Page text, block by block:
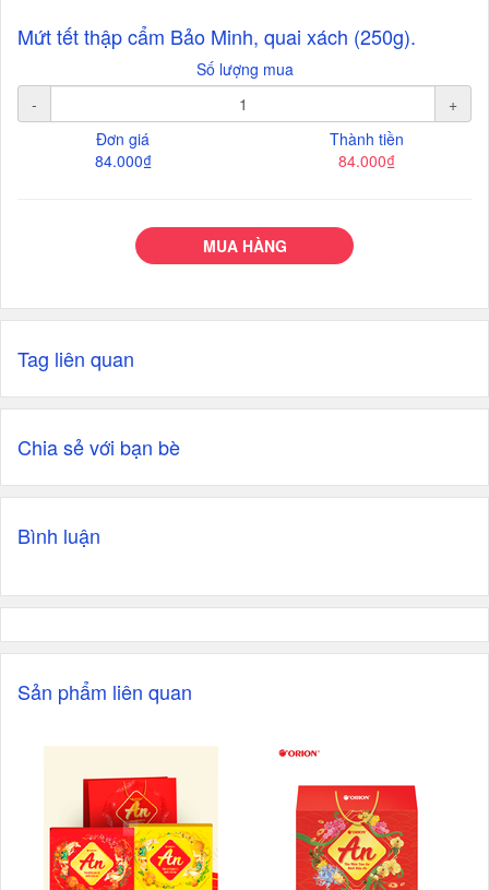
Mứt tết thập cẩm Bảo Minh, quai xách (250g).
Số lượng mua
-
+
Đơn giá
84.000₫
Thành tiền
84.000₫
MUA HÀNG
Tag liên quan
Chia sẻ với bạn bè
Bình luận
Sản phẩm liên quan